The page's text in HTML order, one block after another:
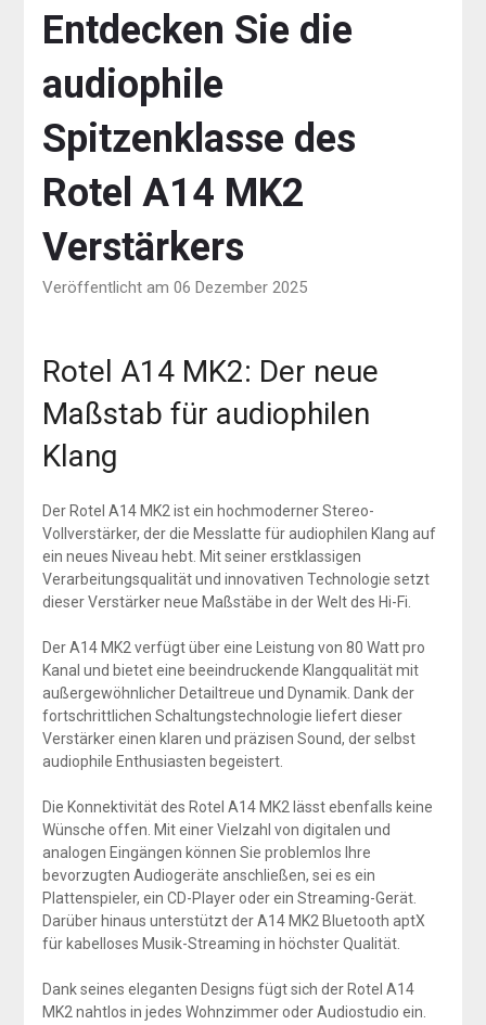
Entdecken Sie die
audiophile
Spitzenklasse des
Rotel A14 MK2
Verstärkers
Veröffentlicht am 06 Dezember 2025
Rotel A14 MK2: Der neue
Maßstab für audiophilen
Klang
Der Rotel A14 MK2 ist ein hochmoderner Stereo-
Vollverstärker, der die Messlatte für audiophilen Klang auf
ein neues Niveau hebt. Mit seiner erstklassigen
Verarbeitungsqualität und innovativen Technologie setzt
dieser Verstärker neue Maßstäbe in der Welt des Hi-Fi.
Der A14 MK2 verfügt über eine Leistung von 80 Watt pro
Kanal und bietet eine beeindruckende Klangqualität mit
außergewöhnlicher Detailtreue und Dynamik. Dank der
fortschrittlichen Schaltungstechnologie liefert dieser
Verstärker einen klaren und präzisen Sound, der selbst
audiophile Enthusiasten begeistert.
Die Konnektivität des Rotel A14 MK2 lässt ebenfalls keine
Wünsche offen. Mit einer Vielzahl von digitalen und
analogen Eingängen können Sie problemlos Ihre
bevorzugten Audiogeräte anschließen, sei es ein
Plattenspieler, ein CD-Player oder ein Streaming-Gerät.
Darüber hinaus unterstützt der A14 MK2 Bluetooth aptX
für kabelloses Musik-Streaming in höchster Qualität.
Dank seines eleganten Designs fügt sich der Rotel A14
MK2 nahtlos in jedes Wohnzimmer oder Audiostudio ein.